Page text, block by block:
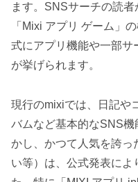
ます。SNSサーチの読
「Mixi アプリ ゲーム」
式にアプリ機能や一部サ
が挙げられます。
現行のmixiでは、日記や
バムなど基本的なSNS
かし、かつて人気を誇っ
い等）は、公式発表によ